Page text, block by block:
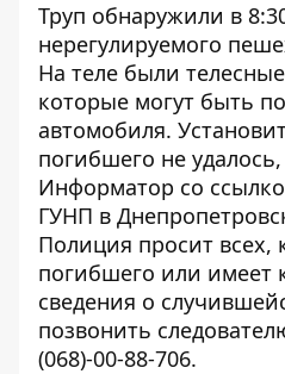
Труп обнаружили в
нерегулируемого
На теле были
которые могут быть
автомобиля.
погибшего не
Информатор со
ГУНП в
Полиция просит всех,
погибшего или имеет
сведения о
позвонить
(068)-00-88-706.